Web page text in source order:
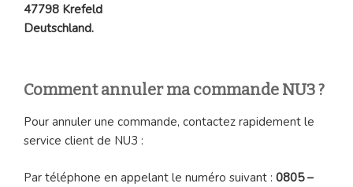
47798 Krefeld
Deutschland.
Comment annuler ma commande NU3 ?
Pour annuler une commande, contactez rapidement le
service client de NU3 :
Par téléphone en appelant le numéro suivant : 0805 –